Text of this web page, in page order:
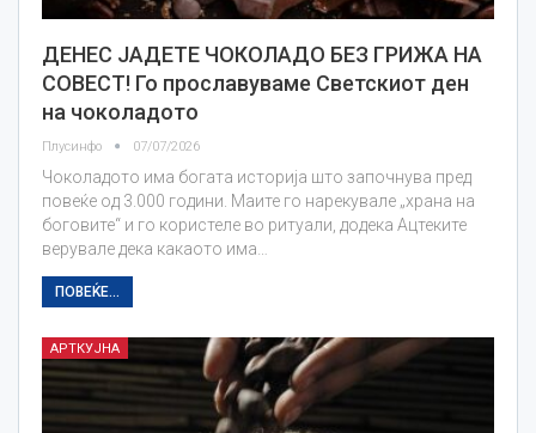
ДЕНЕС ЈАДЕТЕ ЧОКОЛАДО БЕЗ ГРИЖА НА
СОВЕСТ! Го прославуваме Светскиот ден
на чоколадото
Плусинфо 07/07/2026
Чоколадото има богата историја што започнува пред
повеќе од 3.000 години. Маите го нарекувале „храна на
боговите“ и го користеле во ритуали, додека Ацтеките
верувале дека какаото има…
ПОВЕЌЕ...
АРТКУЈНА